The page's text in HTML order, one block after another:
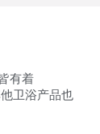
有着
卫浴产品也